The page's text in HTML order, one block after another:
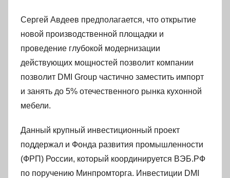
Сергей Авдеев предполагается, что открытие
новой производственной площадки и
проведение глубокой модернизации
действующих мощностей позволит компании
позволит DMI Group частично заместить импорт
и занять до 5% отечественного рынка кухонной
мебели.
Данный крупный инвестиционный проект
поддержал и Фонда развития промышленности
(ФРП) России, который координируется ВЭБ.РФ
по поручению Минпромторга. Инвестиции DMI